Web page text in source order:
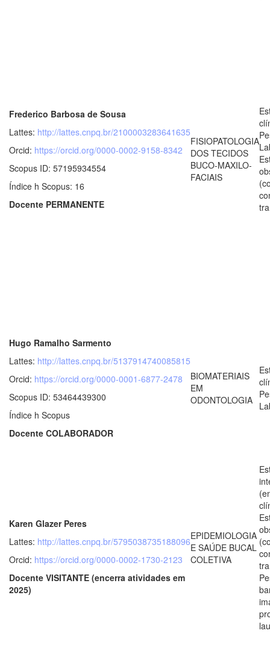
Frederico Barbosa de Sousa
Lattes: http://lattes.cnpq.br/2100003283641635
Orcid: https://orcid.org/0000-0002-9158-8342
Scopus ID: 57195934554
Índice h Scopus: 16
Docente PERMANENTE
FISIOPATOLOGIA
DOS TECIDOS
BUCO-MAXILO-
FACIAIS
Hugo Ramalho Sarmento
Lattes: http://lattes.cnpq.br/5137914740085815
Orcid: https://orcid.org/0000-0001-6877-2478
Scopus ID: 53464439300
Índice h Scopus
Docente COLABORADOR
BIOMATERIAIS
EM
ODONTOLOGIA
Karen Glazer Peres
Lattes: http://lattes.cnpq.br/5795038735188096
Orcid: https://orcid.org/0000-0002-1730-2123
Docente VISITANTE (encerra atividades em
2025)
EPIDEMIOLOGIA
E SAÚDE BUCAL
COLETIVA